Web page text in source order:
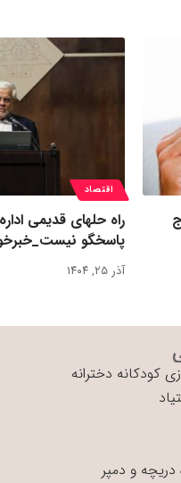
اقتصاد
راه حلهای قدیمی
پاسخگو
آذر ۲۵, ۱۴۰۴
کودکانه دخترانه
دریچه و دمپر